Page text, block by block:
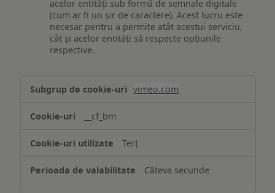
acelor entități sub formă de semnale digitale
(cum ar fi un șir de caractere). Acest lucru este
necesar pentru a permite atât acestui serviciu,
cât și acelor entități să respecte opțiunile
respective.
funcționalităților
ului
vimeo.com
__cf_bm
Terț
Câteva secunde